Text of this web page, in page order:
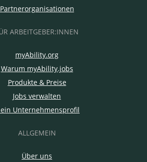
Partnerorganisationen
ARBEITGEBER:INNEN
myAbility.org
Warum myAbility.jobs
Produkte & Preise
Jobs verwalten
Unternehmensprofil
ALLGEMEIN
Über uns